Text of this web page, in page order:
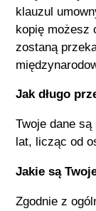
klauzul
kopię możesz
zostaną
Jak długo
Twoje dane
lat, licząc od
Jakie są
Zgodnie z